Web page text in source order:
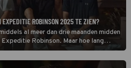
ROBINSON 2025 TE ZIEN?
al meer dan drie maanden midden
Robinson. Maar hoe lang
genieten?